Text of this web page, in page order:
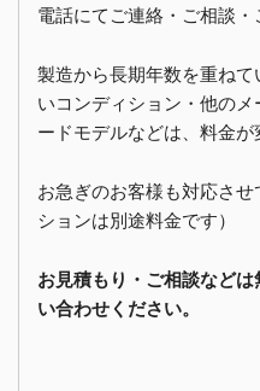
電話にてご連絡・ご相談・
製造から長期年数を重ね
いコンディション・他の
ードモデルなどは、料金が
お急ぎのお客様も対応さ
ションは別途料金です）
お見積もり・ご相談など
い合わせください。